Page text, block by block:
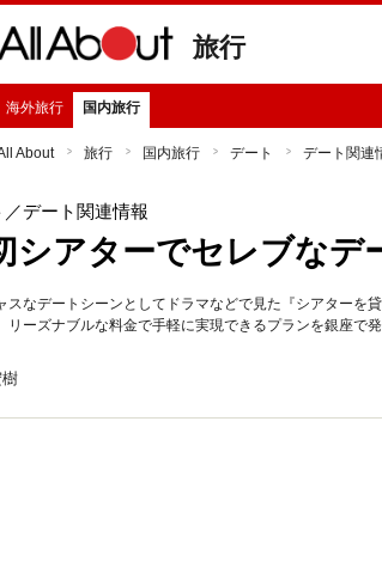
旅行
海外旅行 国内旅行
About 旅行 国内旅行 デート デート関連
／デート関連情報
シアターでセレブなデ
スなデートシーンとしてドラマなどで見た『シアターを
リーズナブルな料金で手軽に実現できるプランを銀座で発